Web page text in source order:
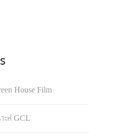
House Film
ะห์ GCL